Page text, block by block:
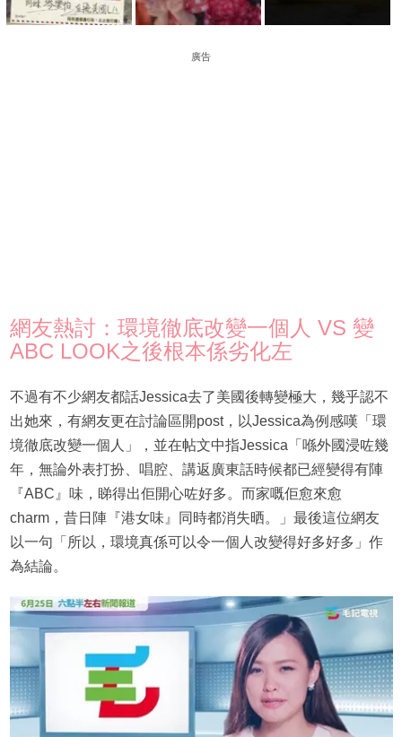
廣告
網友熱討：環境徹底改變一個人 VS 變
ABC LOOK之後根本係劣化左
不過有不少網友都話Jessica去了美國後轉變極大，幾乎認不
出她來，有網友更在討論區開post，以Jessica為例感嘆「環
境徹底改變一個人」，並在帖文中指Jessica「喺外國浸咗幾
年，無論外表打扮、唱腔、講返廣東話時候都已經變得有陣
『ABC』味，睇得出佢開心咗好多。而家嘅佢愈來愈
charm，昔日陣『港女味』同時都消失晒。」最後這位網友
以一句「所以，環境真係可以令一個人改變得好多好多」作
為結論。